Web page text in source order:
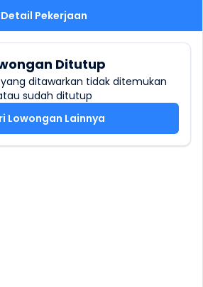
Detail Pekerjaan
Ditutup
ditawarkan tidak ditemukan
sudah ditutup
Lowongan Lainnya